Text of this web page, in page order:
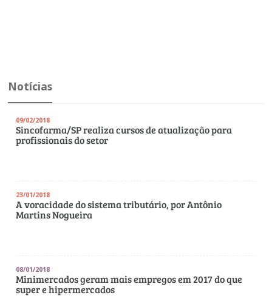
Notícias
09/02/2018
Sincofarma/SP realiza cursos de atualização para
profissionais do setor
23/01/2018
A voracidade do sistema tributário, por Antônio
Martins Nogueira
08/01/2018
Minimercados geram mais empregos em 2017 do que
super e hipermercados